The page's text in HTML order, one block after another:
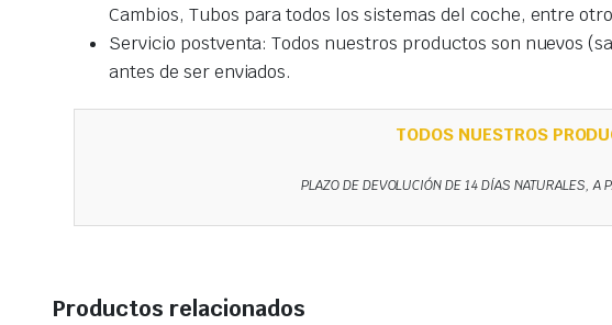
Cambios, Tubos para todos los sistemas del coche, entre
Servicio postventa: Todos nuestros productos son nuevos
antes de ser enviados.
TODOS NUESTROS
PLAZO DE DEVOLUCIÓN DE 14 DÍAS NATURALES, A
Productos relacionados